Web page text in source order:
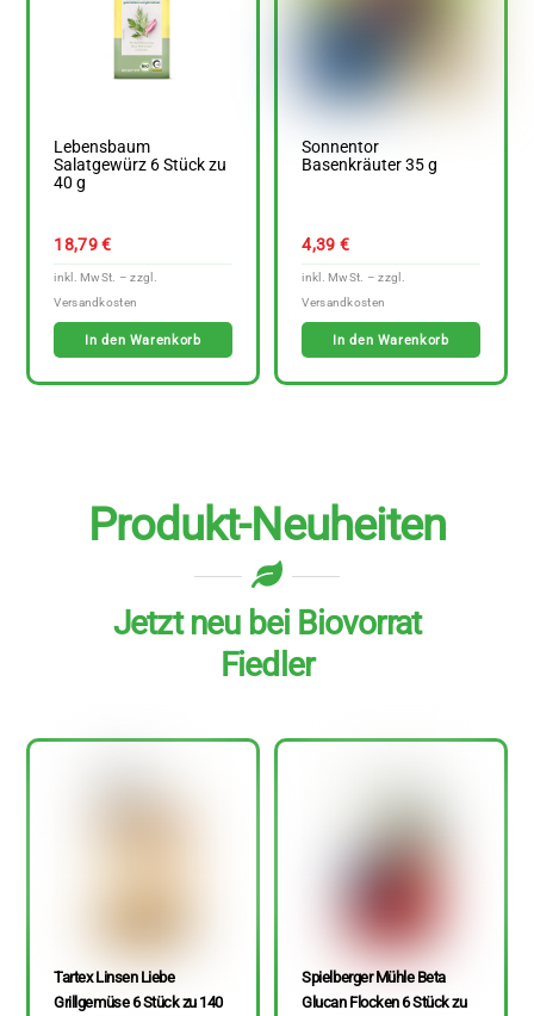
Lebensbaum
Salatgewürz 6 Stück zu
40 g
18,79€
In den Warenkorb
Sonnentor
Basenkräuter 35 g
4,39 €
In den Warenkorb
Produkt-Neuheiten
Jetzt neu bei Biovorrat
Fiedler
Tartex Linsen Liebe
Grillgemüse 6 Stück zu 140
Spielberger Mühle Beta
Glucan Flocken 6 Stück zu